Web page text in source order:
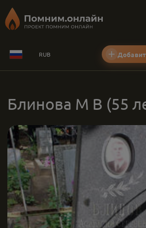
RUB
Блинова М В (55